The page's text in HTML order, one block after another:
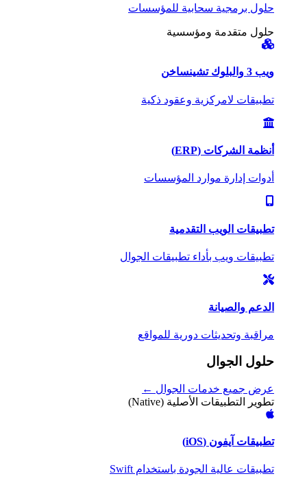
حلول برمجية سحابية للمؤسسات
حلول متقدمة ومؤسسية
ويب 3 والبلوك تشين ساخن
تطبيقات لامركزية وعقود ذكية
أنظمة الشركات (ERP)
أدوات إدارة موارد المؤسسات
تطبيقات الويب التقدمية
تطبيقات ويب بأداء تطبيقات الجوال
الدعم والصيانة
مراقبة وتحديثات دورية للمواقع
حلول الجوال
عرض جميع خدمات الجوال ←
تطوير التطبيقات الأصلية (Native)
تطبيقات آيفون (iOS)
تطبيقات عالية الجودة باستخدام Swift